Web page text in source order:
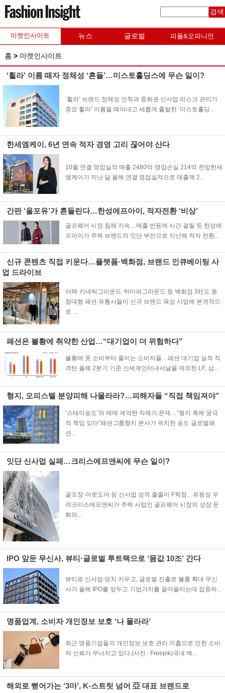
검색
마켓인사이트 뉴스 글로벌 피플&오피니언
홈> 마켓인사이트
‘휠라’ 이름 떼자 정체성 ‘흔들’…미스토홀딩스에 무슨 일이?
‘휠라’ 브랜드 정체성 안착과 중화권 신사업 리스크 관리가
중요‘휠라’ 이름을 떼어내고 새롭게 출발한 ‘미스토홀딩...
한세엠케이, 6년 연속 적자 경영 고리 끊어야 산다
10월 연결 영업실적 매출 2480억·영업손실 214억 전망한세
엠케이가 지난 달 올해 연결 영업실적으로 매출액 2...
간판 ‘올포유’가 흔들린다…한성에프아이, 적자전환 ‘비상’
골프웨어 시장 침체 지속…매출 반등에 시간 걸릴 듯 한성에
프아이가 주력 브랜드의 잇단 부진으로 지난해 적자 전환...
신규 콘텐츠 직접 키운다…플랫폼·백화점, 브랜드 인큐베이팅 사
업 드라이브
어택·키네틱그라운드·하이퍼그라운드 등 백화점 3社도 동
참대형 패션 유통사들이 신규 브랜드 육성 사업에 본격적으
로 ...
패션은 불황에 취약한 산업…“대기업이 더 위험하다”
불황에 옷 소비부터 줄이는 소비자들…패션 대기업 실적 직
격탄 올해 2분기 기준 신세계인터내셔날을 제외한 LF, 삼...
형지, 오피스텔 분양피해 나몰라라?…피해자들 “직접 책임져야”
‘스테이송도’와 매매 계약한 자체가 문제…“형지 측에 궁극
적 책임 있다”패션그룹형지 본사가 위치한 송도 글로벌패
션...
잇단 신사업 실패…크리스에프앤씨에 무슨 일이?
골프장·아웃도어 등 신사업 성적 줄줄이 F학점…유동성 우
려크리스에프앤씨가 주력 사업인 골프웨어 시장의 성장 둔
화와...
IPO 앞둔 무신사, 뷰티·글로벌 투트랙으로 ‘몸값 10조’ 간다
뷰티로 신사업 덩치 키우고, 글로벌 진출로 볼륨 확대 무신
사가 올해 IPO를 앞두고 기업가치를 끌어올리는데 집중하...
명품업계, 소비자 개인정보 보호 ‘나 몰라라’
최근 명품기업들의 개인정보 보호 관리 미흡으로 인한 소비
자 신뢰가 무너지고 있다.(사진 : Freepik)국내 백...
해외로 뻗어가는 ‘3마’, K-스트릿 넘어 亞 대표 브랜드로